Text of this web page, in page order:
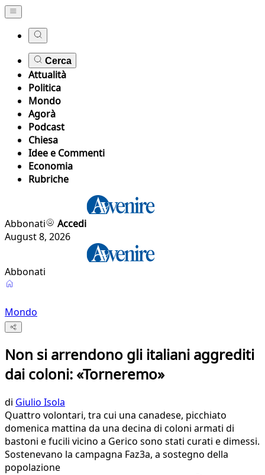
Cerca
Attualità
Politica
Mondo
Agorà
Podcast
Chiesa
Idee e Commenti
Economia
Rubriche
Abbonati
Accedi
August 8, 2026
Abbonati
Mondo
Non si arrendono gli italiani aggrediti
dai coloni: «Torneremo»
di Giulio Isola
Quattro volontari, tra cui una canadese, picchiato
domenica mattina da una decina di coloni armati di
bastoni e fucili vicino a Gerico sono stati curati e dimessi.
Sostenevano la campagna Faz3a, a sostegno della
popolazione